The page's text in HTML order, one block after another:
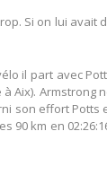
Si on lui avait
il part avec
Aix). Armstrong
son effort Potts
90 km en